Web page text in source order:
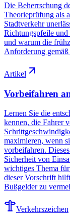
Die Beherrschung
Theorieprüfung als
Stadtverkehr
Richtungspfeile
und warum die
Anforderung
Artikel
Vorbeifahren
Lernen Sie die
kennen, die Fahrer
maximieren, wenn
vorbeifahren.
Sicherheit von
wichtiges Thema
dieser Vorschrift
Bußgelder zu
Verkehrszeichen